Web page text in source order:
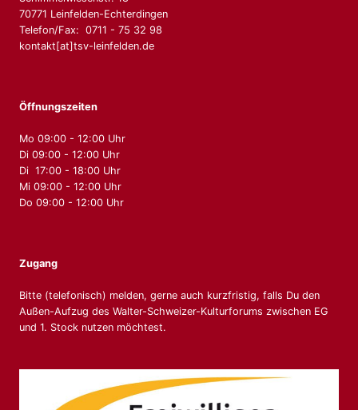
70771 Leinfelden-Echterdingen
Telefon/Fax: 0711 - 75 32 98
kontakt[at]tsv-leinfelden.de
Öffnungszeiten
Mo 09:00 - 12:00 Uhr
Di 09:00 - 12:00 Uhr
Di 17:00 - 18:00 Uhr
Mi 09:00 - 12:00 Uhr
Do 09:00 - 12:00 Uhr
Zugang
Bitte (telefonisch) melden, gerne auch kurzfristig, falls Du den
Außen-Aufzug des Walter-Schweizer-Kulturforums zwischen EG
und 1. Stock nutzen möchtest.